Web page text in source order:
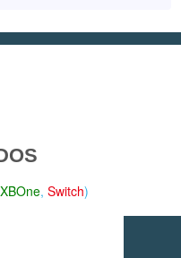
XBOne,Switch)